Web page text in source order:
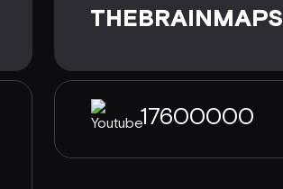
THEBRAINMAPS
17600000